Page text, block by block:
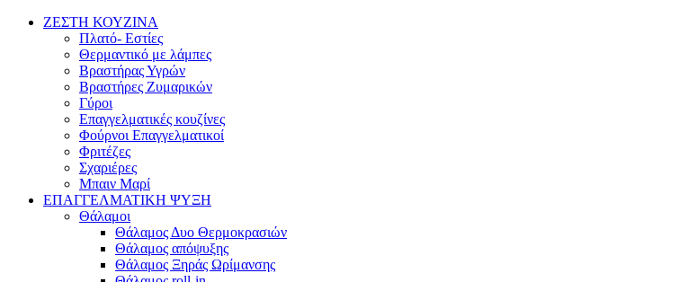
ΖΕΣΤΗ ΚΟΥΖΙΝΑ
Πλατό- Εστίες
Θερμαντικό με λάμπες
Βραστήρας Υγρών
Βραστήρες Ζυμαρικών
Γύροι
Επαγγελματικές κουζίνες
Φούρνοι Επαγγελματικοί
Φριτέζες
Σχαριέρες
Μπαιν Μαρί
ΕΠΑΓΓΕΛΜΑΤΙΚΗ ΨΥΞΗ
Θάλαμοι
Θάλαμος Δυο Θερμοκρασιών
Θάλαμος απόψυξης
Θάλαμος Ξηράς Ωρίμανσης